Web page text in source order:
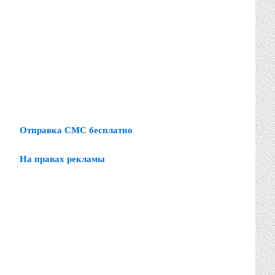
Отправка СМС бесплатно
На правах рекламы